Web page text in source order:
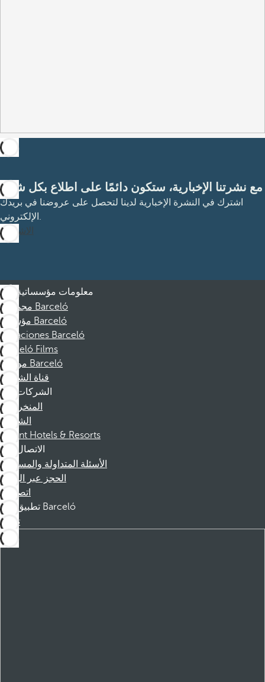
مع نشرتنا الإخبارية، ستكون دائمًا على اطلاع بكل شيء
اشترك في النشرة الإخبارية لدينا لتحصل على عروضنا في بريدك
الإلكتروني.
الاشتراك
معلومات مؤسساتية
مجموعة Barceló
مؤسسة Barceló
Vacaciones Barceló
Barceló Films
موظفو Barceló
قناة الشكوى
الشركات
المنخرطين
الشركاء
Dorint Hotels & Resorts
الاتصال
الأسئلة المتداولة والمساعدة
الحجز عبر الهاتف
اتصل بنا
تطبيق Barceló
تنزيل